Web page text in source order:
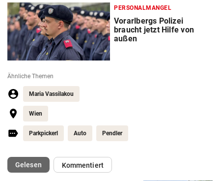
PERSONALMANGEL
Vorarlbergs Polizei
braucht jetzt Hilfe von
außen
Ähnliche Themen
Maria Vassilakou
Wien
Parkpickerl Auto Pendler
Gelesen(ausgewählt)Kommentiert